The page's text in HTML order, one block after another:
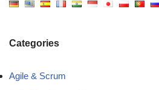
Categories
Agile & Scrum